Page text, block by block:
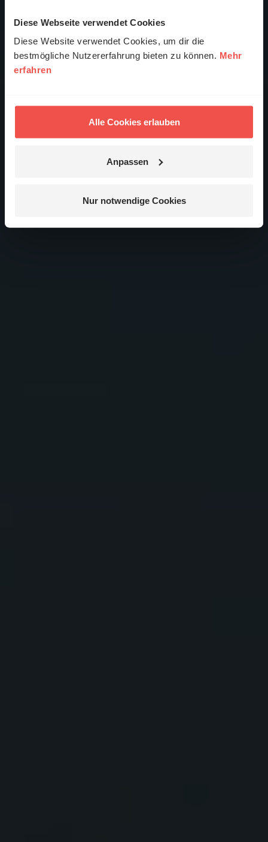
Diese Webseite verwendet Cookies
Diese Website verwendet Cookies, um dir die
bestmögliche Nutzererfahrung bieten zu können. Mehr
erfahren
Alle Cookies erlauben
Anpassen
Nur notwendige Cookies